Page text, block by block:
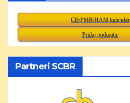
CB/PMR/HAM kalendár
Pridaj podujatie
Partneri SCBR